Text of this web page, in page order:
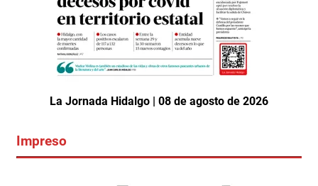
La Jornada Hidalgo | 08 de agosto de 2026
Impreso